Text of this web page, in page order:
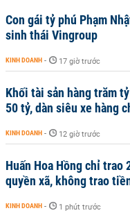
Con gái tỷ phú Phạm
sinh thái Vingroup
KINH DOANH - 17 giờ trước
Khối tài sản hàng trăm
50 tỷ, dàn siêu xe hàng
KINH DOANH - 12 giờ trước
Huấn Hoa Hồng chỉ trao
quyền xã, không trao
KINH DOANH - 1 phút trước